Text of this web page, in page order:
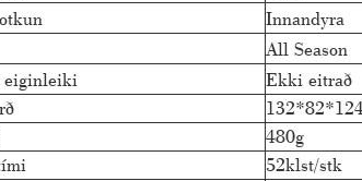
Innandyra
All Season
eiginleiki
Ekki eitrað
480g
52klst/stk